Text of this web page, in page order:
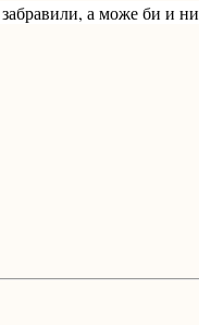
а може би и